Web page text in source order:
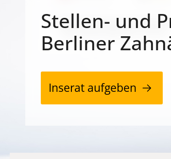
Stellen- und
Berliner
Inserat aufgeben